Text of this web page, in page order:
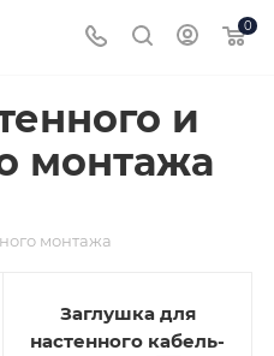
0
и
монтажа
монтажа
Заглушка для
настенного кабель-